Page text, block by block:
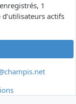
1
actifs